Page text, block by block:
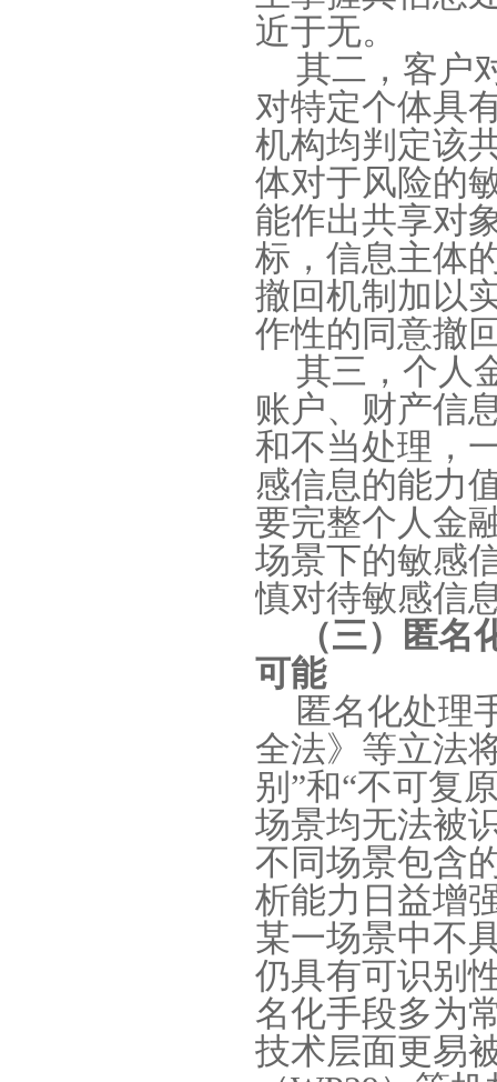
近于无。
其二，客户
对特定个体具
机构均判定该
体对于风险的
能作出共享对
标，信息主体
撤回机制加以
作性的同意撤
其三，个人
账户、财产信
和不当处理，
感信息的能力
要完整个人金
场景下的敏感
慎对待敏感信
（三）匿
可能
匿名化处理
全法》等立法
别 ”和“不可复
场景均无法被
不同场景包含
析能力日益增
某一场景中不
仍具有可识别
名化手段多为
技术层面更易